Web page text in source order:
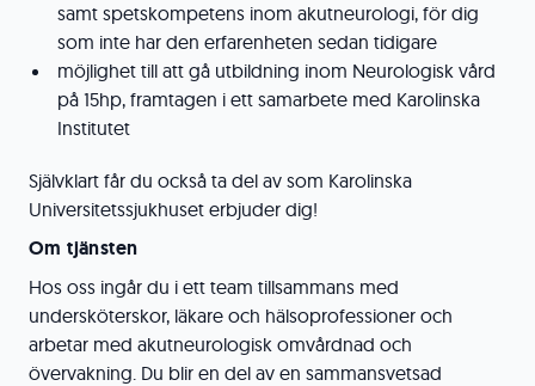
samt spetskompetens inom akutneurologi, för dig
som inte har den erfarenheten sedan tidigare
möjlighet till att gå utbildning inom Neurologisk vård
på 15hp, framtagen i ett samarbete med Karolinska
Institutet
Självklart får du också ta del av som Karolinska
Universitetssjukhuset erbjuder dig!
Om tjänsten
Hos oss ingår du i ett team tillsammans med
undersköterskor, läkare och hälsoprofessioner och
arbetar med akutneurologisk omvårdnad och
övervakning. Du blir en del av en sammansvetsad